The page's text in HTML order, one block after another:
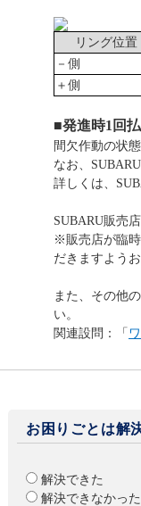
リング位置
－側
＋側
■発進時1回
間欠作動の状
なお、
詳しくは、
SUBARU販売
※販売店が臨
だきますよう
また、その他
い。
関連設問：「
お困りごとは解
解決できた
解決できなかった